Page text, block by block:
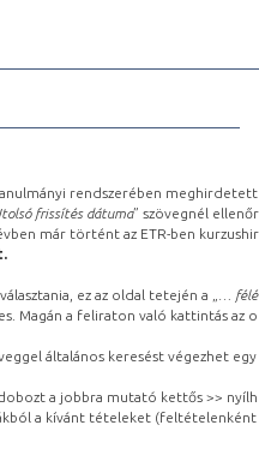
rendszerében
frissítés dátuma” szövegnél
már történt az ETR-ben
ez az oldal tetején a „
…
Magán a feliraton való kattintás az
általános keresést végezhet
a jobbra mutató kettős >>
a kívánt tételeket (feltételenként